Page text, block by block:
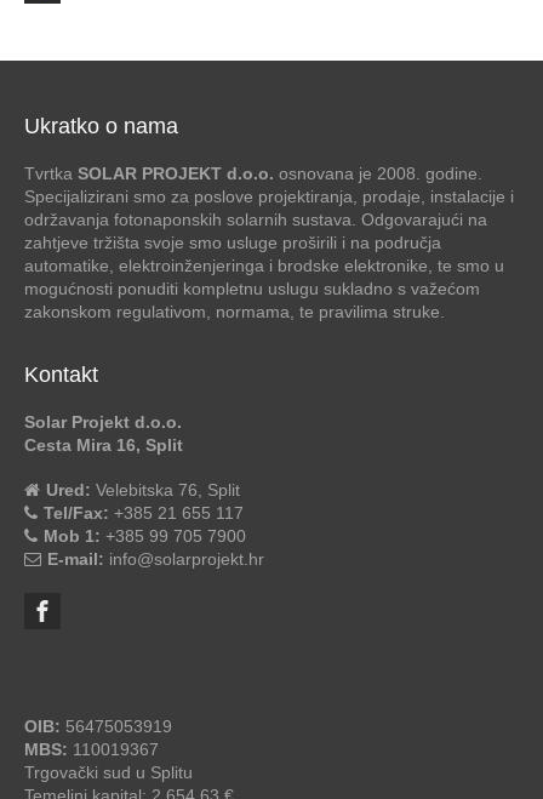
Ukratko o nama
Tvrtka SOLAR PROJEKT d.o.o. osnovana je 2008. godine.
Specijalizirani smo za poslove projektiranja, prodaje, instalacije i
održavanja fotonaponskih solarnih sustava. Odgovarajući na
zahtjeve tržišta svoje smo usluge proširili i na područja
automatike, elektroinženjeringa i brodske elektronike, te smo u
mogućnosti ponuditi kompletnu uslugu sukladno s važećom
zakonskom regulativom, normama, te pravilima struke.
Kontakt
Solar Projekt d.o.o.
Cesta Mira 16, Split
Ured: Velebitska 76, Split
Tel/Fax: +385 21 655 117
Mob 1: +385 99 705 7900
E-mail: info@solarprojekt.hr
OIB: 56475053919
MBS: 110019367
Trgovački sud u Splitu